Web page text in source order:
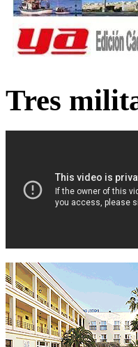
Tres